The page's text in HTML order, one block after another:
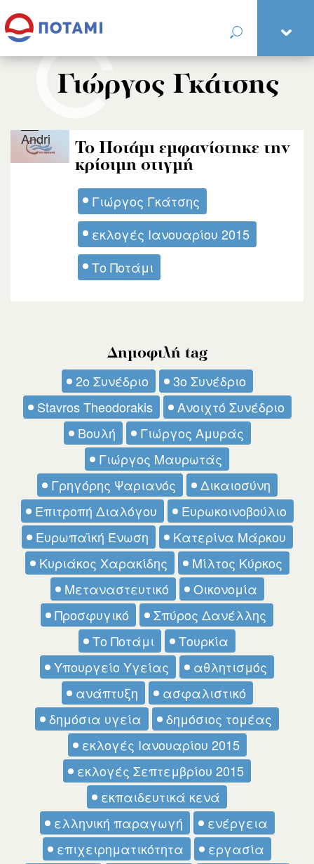
Γιώργος Γκάτσης
Το Ποτάμι εμφανίστηκε την
κρίσιμη στιγμή
Γιώργος Γκάτσης
εκλογές Ιανουαρίου 2015
Το Ποτάμι
Andri
Δημοφιλή tag
2ο Συνέδριο
3ο Συνέδριο
Stavros Theodorakis
Ανοιχτό Συνέδριο
Βουλή
Γιώργος Αμυράς
Γιώργος Μαυρωτάς
Γρηγόρης Ψαριανός
Δικαιοσύνη
Επιτροπή Διαλόγου
Ευρωκοινοβούλιο
Ευρωπαϊκή Ένωση
Κατερίνα Μάρκου
Κυριάκος Χαρακίδης
Μίλτος Κύρκος
Μεταναστευτικό
Οικονομία
Προσφυγικό
Σπύρος Δανέλλης
Το Ποτάμι
Τουρκία
Υπουργείο Υγείας
αθλητισμός
ανάπτυξη
ασφαλιστικό
δημόσια υγεία
δημόσιος τομέας
εκλογές Ιανουαρίου 2015
εκλογές Σεπτεμβρίου 2015
εκπαιδευτικά κενά
ελληνική παραγωγή
ενέργεια
επιχειρηματικότητα
εργασία